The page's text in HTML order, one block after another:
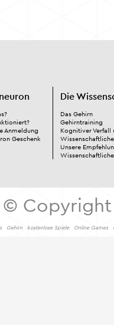
Anmeldung
Geschenk
Die
Das Gehirn
Gehirntraining
Kognitiver Verfall
Unsere
© Copyright
Gehirn kostenlose Spiele Online Games